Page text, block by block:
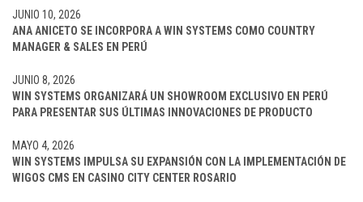
ANA ANICETO SE INCORPORA A WIN SYSTEMS COMO COUNTRY
MANAGER & SALES EN PERÚ
JUNIO 10, 2026
WIN SYSTEMS ORGANIZARÁ UN SHOWROOM EXCLUSIVO EN PERÚ
PARA PRESENTAR SUS ÚLTIMAS INNOVACIONES DE PRODUCTO
JUNIO 8, 2026
WIN SYSTEMS IMPULSA SU EXPANSIÓN CON LA IMPLEMENTACIÓN DE
WIGOS CMS EN CASINO CITY CENTER ROSARIO
MAYO 4, 2026